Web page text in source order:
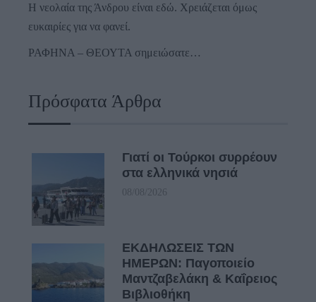
Η νεολαία της Άνδρου είναι εδώ. Χρειάζεται όμως
ευκαιρίες για να φανεί.
ΡΑΦΗΝΑ – ΘΕΟΥΤΑ σημειώσατε…
Πρόσφατα Άρθρα
Γιατί οι Τούρκοι συρρέουν
στα ελληνικά νησιά
08/08/2026
ΕΚΔΗΛΩΣΕΙΣ ΤΩΝ
ΗΜΕΡΩΝ: Παγοποιείο
Μαντζαβελάκη & Καΐρειος
Βιβλιοθήκη